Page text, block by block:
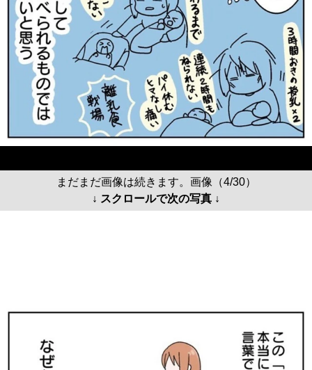
まだまだ画像は続きます。画像（4/30）
↓ スクロールで次の写真 ↓